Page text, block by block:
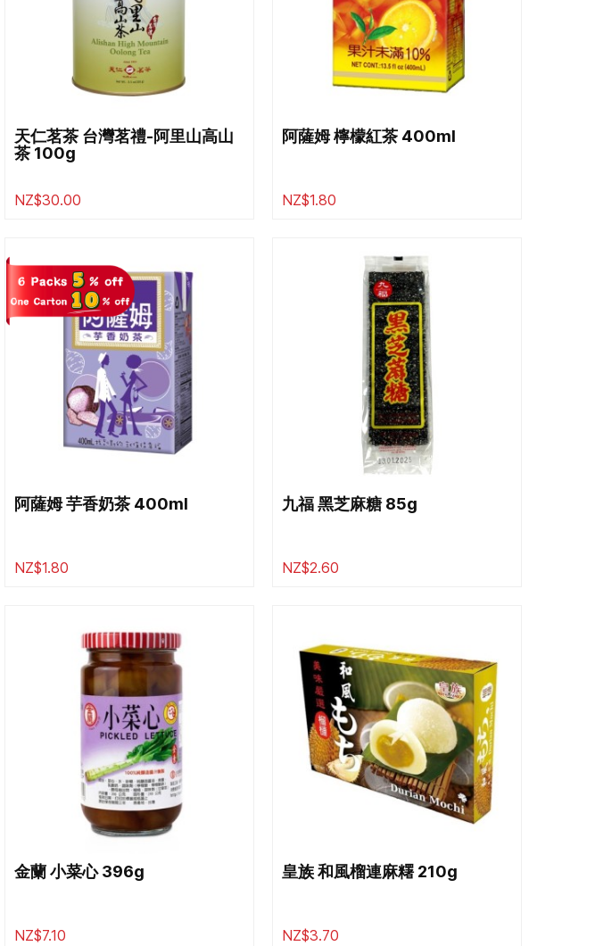
天仁茗茶 台灣茗禮-阿里山高山
茶 100g
NZ$30.00
阿薩姆 檸檬紅茶 400ml
NZ$1.80
阿薩姆 芋香奶茶 400ml
NZ$1.80
九福 黑芝麻糖 85g
NZ$2.60
金蘭 小菜心 396g
NZ$7.10
皇族 和風榴連麻糬 210g
NZ$3.70